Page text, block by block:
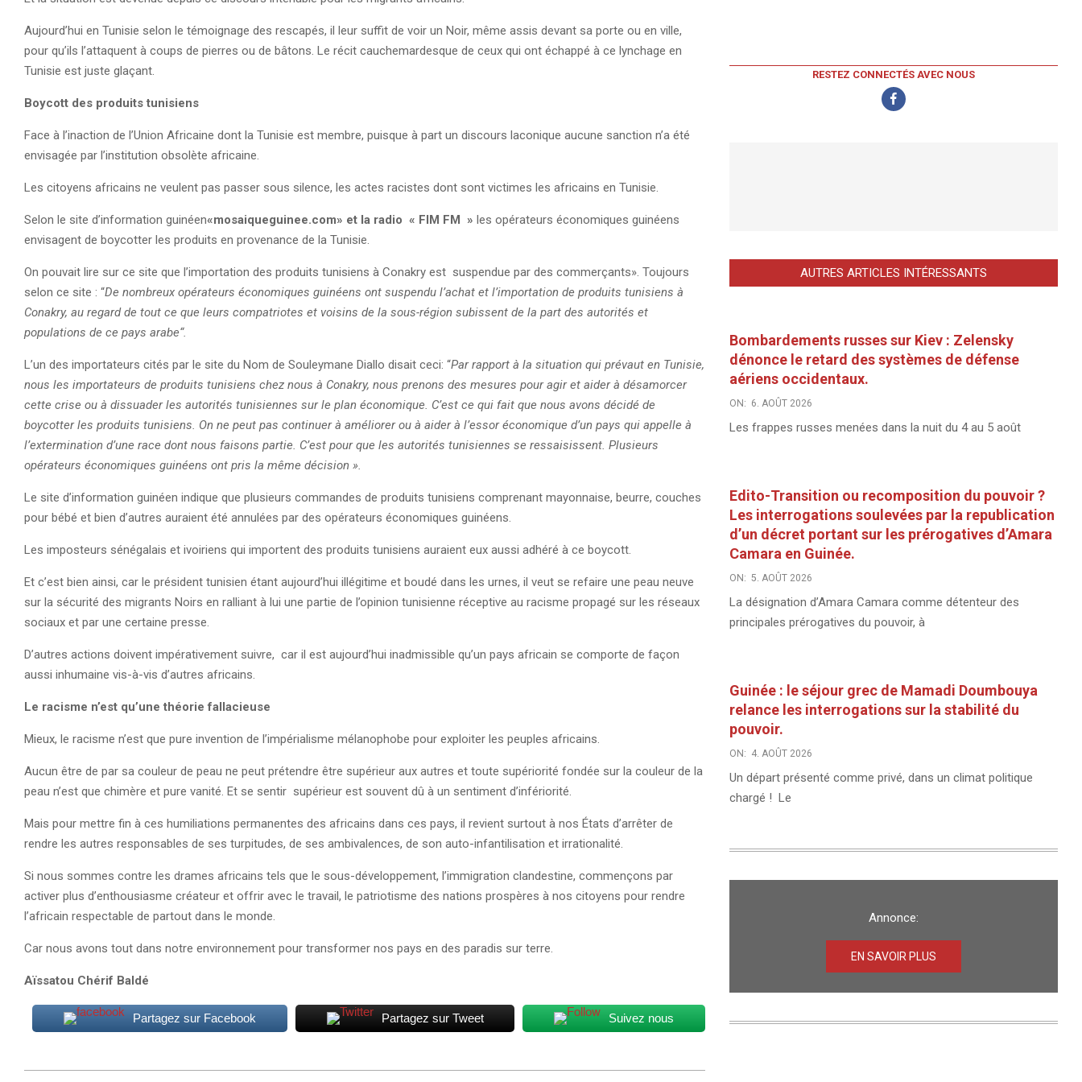
Aujourd’hui en Tunisie selon le témoignage des rescapés, il leur suffit de voir un Noir, même assis devant sa porte ou en ville,
pour qu’ils l’attaquent à coups de pierres ou de bâtons. Le récit cauchemardesque de ceux qui ont échappé à ce lynchage en
Tunisie est juste glaçant.
Boycott des produits tunisiens
Face à l’inaction de l’Union Africaine dont la Tunisie est membre, puisque à part un discours laconique aucune sanction n’a été
envisagée par l’institution obsolète africaine.
Les citoyens africains ne veulent pas passer sous silence, les actes racistes dont sont victimes les africains en Tunisie.
Selon le site d’information guinéen«mosaiqueguinee.com» et la radio « FIM FM » les opérateurs économiques guinéens
envisagent de boycotter les produits en provenance de la Tunisie.
On pouvait lire sur ce site que l’importation des produits tunisiens à Conakry est suspendue par des commerçants». Toujours
selon ce site : “De nombreux opérateurs économiques guinéens ont suspendu l’achat et l’importation de produits tunisiens à
Conakry, au regard de tout ce que leurs compatriotes et voisins de la sous-région subissent de la part des autorités et
populations de ce pays arabe“.
L’un des importateurs cités par le site du Nom de Souleymane Diallo disait ceci: “Par rapport à la situation qui prévaut en Tunisie,
nous les importateurs de produits tunisiens chez nous à Conakry, nous prenons des mesures pour agir et aider à désamorcer
cette crise ou à dissuader les autorités tunisiennes sur le plan économique. C’est ce qui fait que nous avons décidé de
boycotter les produits tunisiens. On ne peut pas continuer à améliorer ou à aider à l’essor économique d’un pays qui appelle à
l’extermination d’une race dont nous faisons partie. C’est pour que les autorités tunisiennes se ressaisissent. Plusieurs
opérateurs économiques guinéens ont pris la même décision ».
Le site d’information guinéen indique que plusieurs commandes de produits tunisiens comprenant mayonnaise, beurre, couches
pour bébé et bien d’autres auraient été annulées par des opérateurs économiques guinéens.
Les imposteurs sénégalais et ivoiriens qui importent des produits tunisiens auraient eux aussi adhéré à ce boycott.
Et c’est bien ainsi, car le président tunisien étant aujourd’hui illégitime et boudé dans les urnes, il veut se refaire une peau neuve
sur la sécurité des migrants Noirs en ralliant à lui une partie de l’opinion tunisienne réceptive au racisme propagé sur les réseaux
sociaux et par une certaine presse.
D’autres actions doivent impérativement suivre, car il est aujourd’hui inadmissible qu’un pays africain se comporte de façon
aussi inhumaine vis-à-vis d’autres africains.
Le racisme n’est qu’une théorie fallacieuse
Mieux, le racisme n’est que pure invention de l’impérialisme mélanophobe pour exploiter les peuples africains.
Aucun être de par sa couleur de peau ne peut prétendre être supérieur aux autres et toute supériorité fondée sur la couleur de la
peau n’est que chimère et pure vanité. Et se sentir supérieur est souvent dû à un sentiment d’infériorité.
Mais pour mettre fin à ces humiliations permanentes des africains dans ces pays, il revient surtout à nos États d’arrêter de
rendre les autres responsables de ses turpitudes, de ses ambivalences, de son auto-infantilisation et irrationalité.
Si nous sommes contre les drames africains tels que le sous-développement, l’immigration clandestine, commençons par
activer plus d’enthousiasme créateur et offrir avec le travail, le patriotisme des nations prospères à nos citoyens pour rendre
l’africain respectable de partout dans le monde.
Car nous avons tout dans notre environnement pour transformer nos pays en des paradis sur terre.
Aïssatou Chérif Baldé
Partagez sur Facebook Partagez sur Tweet Suivez nous
RESTEZ CONNECTÉS AVEC NOUS
AUTRES ARTICLES INTÉRESSANTS
Bombardements russes sur Kiev : Zelensky
dénonce le retard des systèmes de défense
aériens occidentaux.
ON: 6. AOÛT 2026
Les frappes russes menées dans la nuit du 4 au 5 août
Edito-Transition ou recomposition du pouvoir ?
Les interrogations soulevées par la republication
d’un décret portant sur les prérogatives d’Amara
Camara en Guinée.
ON: 5. AOÛT 2026
La désignation d’Amara Camara comme détenteur des
principales prérogatives du pouvoir, à
Guinée : le séjour grec de Mamadi Doumbouya
relance les interrogations sur la stabilité du
pouvoir.
ON: 4. AOÛT 2026
Un départ présenté comme privé, dans un climat politique
chargé ! Le
Annonce:
EN SAVOIR PLUS